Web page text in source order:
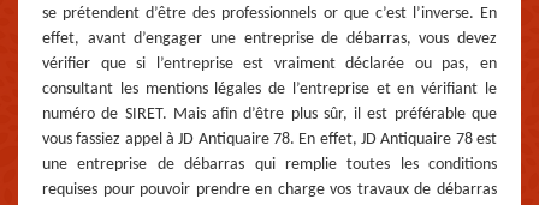
se prétendent d’être des professionnels or que c’est l’inverse. En
effet, avant d’engager une entreprise de débarras, vous devez
vérifier que si l’entreprise est vraiment déclarée ou pas, en
consultant les mentions légales de l’entreprise et en vérifiant le
numéro de SIRET. Mais afin d’être plus sûr, il est préférable que
vous fassiez appel à JD Antiquaire 78. En effet, JD Antiquaire 78 est
une entreprise de débarras qui remplie toutes les conditions
requises pour pouvoir prendre en charge vos travaux de débarras